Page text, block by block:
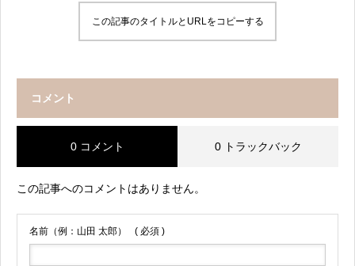
この記事のタイトルとURLをコピーする
コメント
0 コメント 0 トラックバック
この記事へのコメントはありません。
名前（例：山田 太郎） ( 必須 )